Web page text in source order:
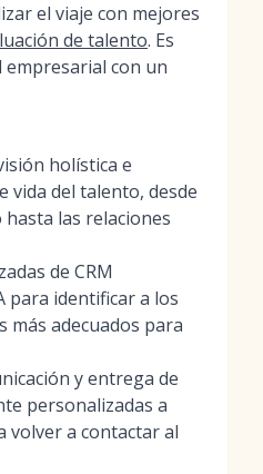
el viaje con mejores
de talento. Es
empresarial con un
holística e
vida del talento, desde
las relaciones
de CRM
para identificar a los
más adecuados para
y entrega de
personalizadas a
volver a contactar al